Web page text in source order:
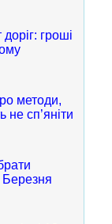
гроші
методи,
не сп’яніти
Березня